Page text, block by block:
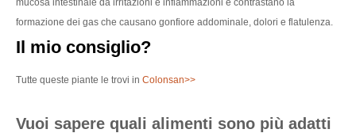
formazione dei gas che causano gonfiore addominale, dolori e flatulenza.
Il mio consiglio?
Tutte queste piante le trovi in Colonsan>>
Vuoi sapere quali alimenti sono più adatti